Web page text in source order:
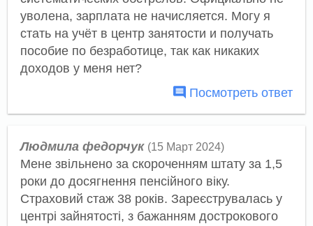
уволена, зарплата не начисляется. Могу я
стать на учёт в центр занятости и получать
пособие по безработице, так как никаких
доходов у меня нет?
Посмотреть ответ
Людмила федорчук (15 Март 2024)
Мене звільнено за скороченням штату за 1,5
роки до досягнення пенсійного віку.
Страховий стаж 38 років. Зареєструвалась у
центрі зайнятості, з бажанням дострокового